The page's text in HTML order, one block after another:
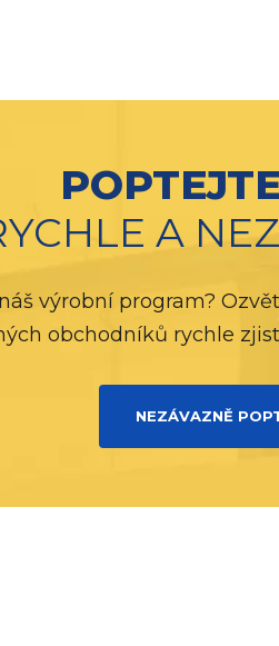
A
výrobní program?
obchodníků rychle
NEZÁVAZNĚ